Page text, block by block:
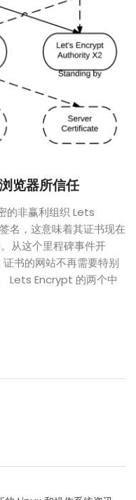
览器所信任
的非赢利组织 Lets
名，这意味着其证书现在
从这个里程碑事件开
书的网站不再需要特别
Lets Encrypt 的两个中